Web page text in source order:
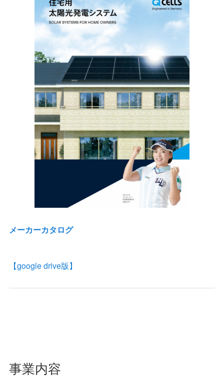
メーカーカタログ
【google drive版】
事業内容